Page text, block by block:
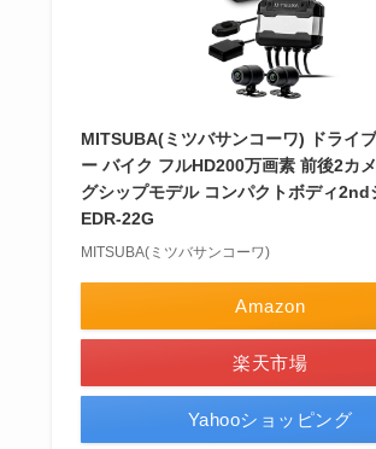
MITSUBA(ミツバサンコーワ) ドライ
ー バイク フルHD200万画素 前後2カ
グシップモデル コンパクトボディ2nd
EDR-22G
MITSUBA(ミツバサンコーワ)
Amazon
楽天市場
Yahooショッピング